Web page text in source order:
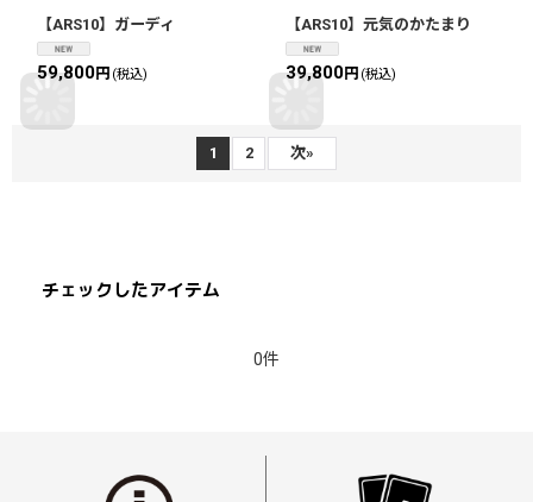
【ARS10】ガーディ
59,800円 (税込)
【ARS10】元気のかたまり
39,800円 (税込)
1 2 次»
チェックしたアイテム
0件